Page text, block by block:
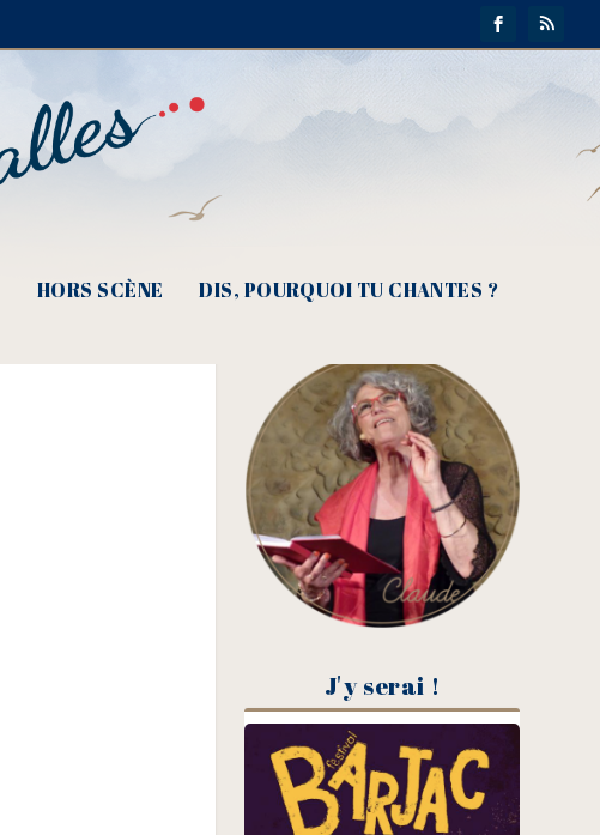
HORS SCÈNE DIS, POURQUOI TU CHANTES ?
J'y serai !